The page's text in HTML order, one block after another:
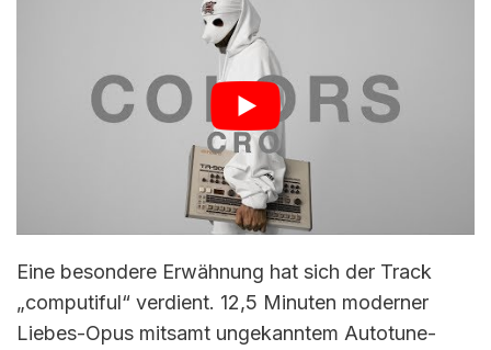
Eine besondere Erwähnung hat sich der Track
„computiful“ verdient. 12,5 Minuten moderner
Liebes-Opus mitsamt ungekanntem Autotune-